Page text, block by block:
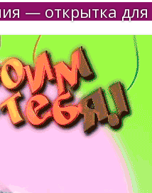
— открытка